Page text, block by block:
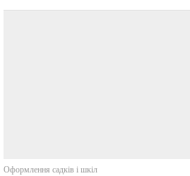
Оформлення садків і шкіл